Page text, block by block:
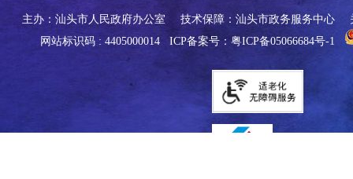
主办：汕头市人民政府办公室 技术保障：汕头市政务服务中心
网站标识码 : 4405000014 ICP备案号：粤ICP备05066684号-1